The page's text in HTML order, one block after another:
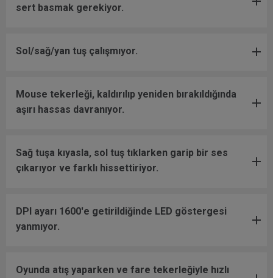
sert basmak gerekiyor.
Sol/sağ/yan tuş çalışmıyor.
Mouse tekerleği, kaldırılıp yeniden bırakıldığında
aşırı hassas davranıyor.
Sağ tuşa kıyasla, sol tuş tıklarken garip bir ses
çıkarıyor ve farklı hissettiriyor.
DPI ayarı 1600'e getirildiğinde LED göstergesi
yanmıyor.
Oyunda atış yaparken ve fare tekerleğiyle hızlı